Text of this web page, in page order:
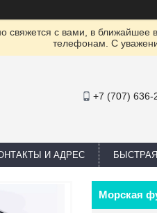
с вами, в
телефонам. С
+7 (707) 636-
И АДРЕС
Морская